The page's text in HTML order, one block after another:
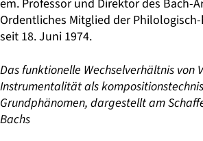
em. Professor und Direktor des Bach-
Ordentliches Mitglied der
seit 18. Juni 1974.
Das funktionelle Wechselverhältnis von
Instrumentalität als
Grundphänomen, dargestellt am
Bachs